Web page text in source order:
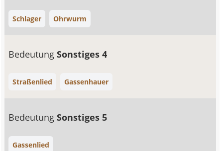
Schlager Ohrwurm
BedeutungSonstiges 4
Straßenlied Gassenhauer
BedeutungSonstiges 5
Gassenlied